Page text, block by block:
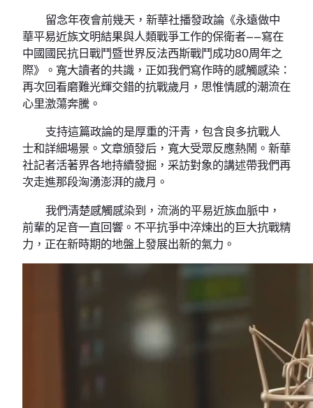
留念年夜會前幾天，新華社播發政論《永遠做中
華平易近族文明結果與人類戰爭工作的保衛者——寫在
中國國民抗日戰鬥暨世界反法西斯戰鬥成功80周年之
際》。寬大讀者的共識，正如我們寫作時的感觸感染：
再次回看磨難光輝交錯的抗戰歲月，思惟情感的潮流在
心里激蕩奔騰。
支持這篇政論的是厚重的汗青，包含良多抗戰人
士和詳細場景。文章頒發后，寬大受眾反應熱鬧。新華
社記者活著界各地持續發掘，采訪對象的講述帶我們再
次走進那段洶湧澎湃的歲月。
我們清楚感觸感染到，流淌的平易近族血脈中，
前輩的足音一直回響。不平抗爭中淬煉出的巨大抗戰精
力，正在新時期的地盤上發展出新的氣力。